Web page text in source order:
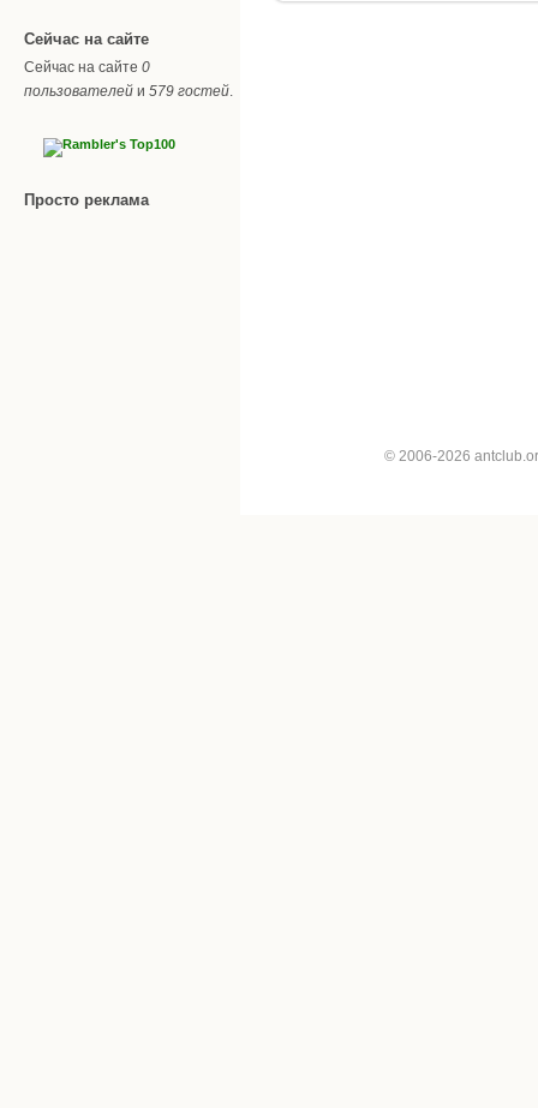
Сейчас на сайте
Сейчас на сайте 0
пользователей и 579 гостей.
Просто реклама
© 2006-2026